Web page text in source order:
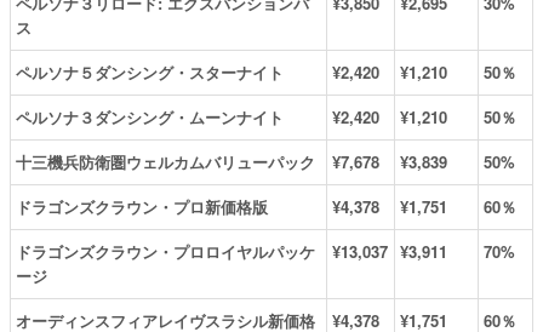
ス
ペルソナ５ダンシング・スターナイト ¥2,420 ¥1,210
50％
ペルソナ３ダンシング・ムーンナイト
¥2,420 ¥1,210
50％
十三機兵防衛圏ウェルカムバリューパック
¥7,678 ¥3,839
50%
ドラゴンズクラウン・プロ新価格版
¥4,378 ¥1,751
60％
ドラゴンズクラウン・プロロイヤルパッケ
ージ
¥13,037 ¥3,911 70%
オーディンスフィアレイヴスラシル新価格
¥4,378 ¥1,751 60％